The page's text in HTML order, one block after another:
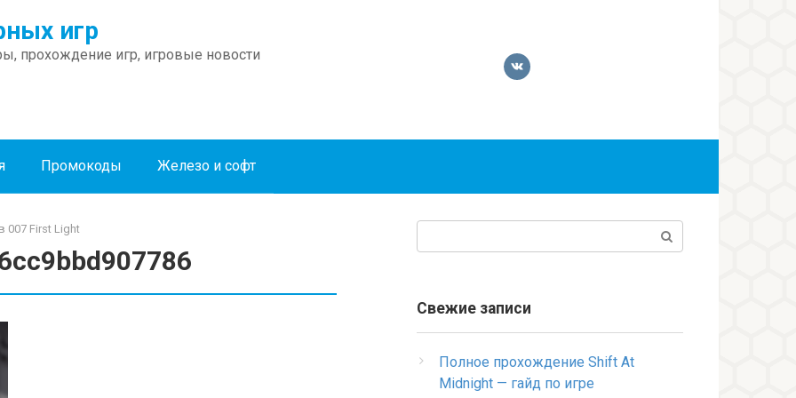
игр
прохождение игр, игровые новости
Промокоды Железо и софт
007 First Light
Свежие записи
Полное прохождение Shift At
Midnight — гайд по игре